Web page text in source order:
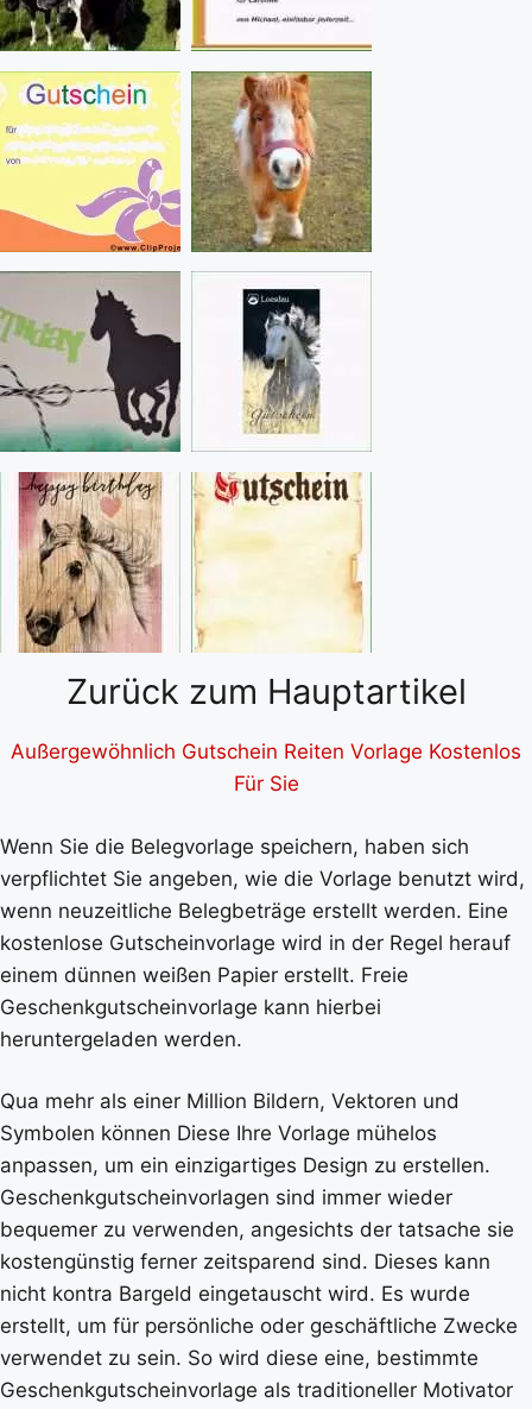
Zurück zum Hauptartikel
Außergewöhnlich Gutschein Reiten Vorlage Kostenlos
Für Sie
Wenn Sie die Belegvorlage speichern, haben sich
verpflichtet Sie angeben, wie die Vorlage benutzt wird,
wenn neuzeitliche Belegbeträge erstellt werden. Eine
kostenlose Gutscheinvorlage wird in der Regel herauf
einem dünnen weißen Papier erstellt. Freie
Geschenkgutscheinvorlage kann hierbei
heruntergeladen werden.
Qua mehr als einer Million Bildern, Vektoren und
Symbolen können Diese Ihre Vorlage mühelos
anpassen, um ein einzigartiges Design zu erstellen.
Geschenkgutscheinvorlagen sind immer wieder
bequemer zu verwenden, angesichts der tatsache sie
kostengünstig ferner zeitsparend sind. Dieses kann
nicht kontra Bargeld eingetauscht wird. Es wurde
erstellt, um für persönliche oder geschäftliche Zwecke
verwendet zu sein. So wird diese eine, bestimmte
Geschenkgutscheinvorlage als traditioneller Motivator